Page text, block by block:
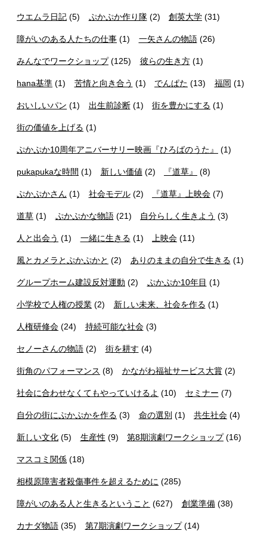
ウエムラ日記 (5) ぷかぷか作り隊(2) 創英大学 (31)
障がいのある人たちの仕事 (1) 一矢さんの物語(26)
みんなでワークショップ(125) 彼らの生き方(1)
hana基準 (1) 苦情と向き合う (1) でんぱた (13) 福岡 (1)
おいしいパン (1) 出生前診断(1) 街を豊かにする (1)
街の価値を上げる (1)
ぷかぷか10周年アニバーサリー映画『ひろばのうた』 (1)
pukapukaな時間 (1) 新しい価値 (2) 『道草』 (8)
ぷかぷかさん (1) 社会モデル(2) 『道草』上映会 (7)
道草 (1) ぷかぷかな物語(21) 自分らしく生きよう (3)
人と出会う (1) 一緒に生きる (1) 上映会 (11)
風とカメラとぷかぷかと (2) ありのままの自分で生きる (1)
グループホーム建設反対運動 (2) ぷかぷか10年目 (1)
小学校で人権の授業 (2) 新しい未来、社会を作る (1)
人権研修会 (24) 持続可能な社会(3)
セノーさんの物語 (2) 街を耕す (4)
街角のパフォーマンス (8) かながわ福祉サービス大賞(2)
社会に合わせなくてもやっていけるよ (10) セミナー (7)
自分の街にぷかぷかを作る (3) 命の選別 (1) 共生社会 (4)
新しい文化 (5) 生産性 (9) 第8期演劇ワークショップ(16)
マスコミ関係 (18)
相模原障害者殺傷事件を超えるために (285)
障がいのある人と生きるということ (627) 創業準備(38)
カナダ物語 (35) 第7期演劇ワークショップ(14)